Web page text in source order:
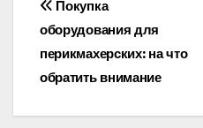
Навигация
по
записям
Покупка
оборудования для
перикмахерских: на что
обратить внимание